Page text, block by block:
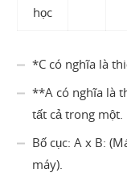
học
*C có nghĩa là
**A có nghĩa là
tất cả trong một.
Bố cục: A x B:
máy).